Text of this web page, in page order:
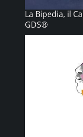
La Bipedia, il
GDS®